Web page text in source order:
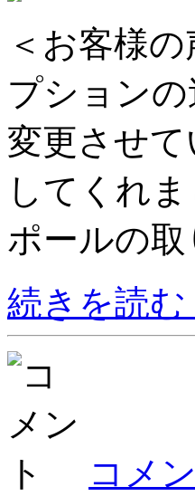
＜お客様
プション
変更させ
してくれ
ポールの
続きを読む
コメ